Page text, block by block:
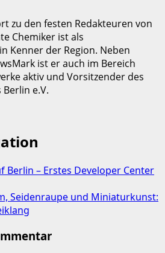
zu den festen Redakteuren von
Chemiker ist als
Kenner der Region. Neben
ist er auch im Bereich
aktiv und Vorsitzender des
e.V.
Berlin – Erstes Developer Center
Seidenraupe und Miniaturkunst: